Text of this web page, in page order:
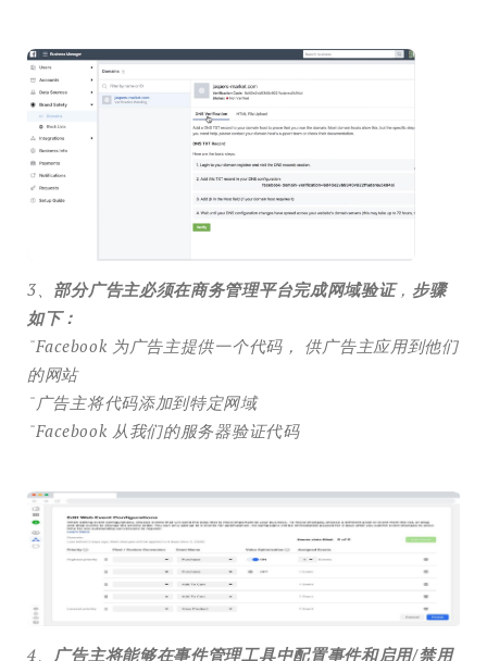
3、 部分广告主必须在商务管理平台完成网域验证，步骤
如下：
ˉFacebook 为广告主提供一个代码， 供广告主应用到他们
的网站
ˉ广告主将代码添加到特定网域
ˉFacebook 从我们的服务器验证代码
4、 广告主将能够在事件管理工具中配置事件和启用/禁用